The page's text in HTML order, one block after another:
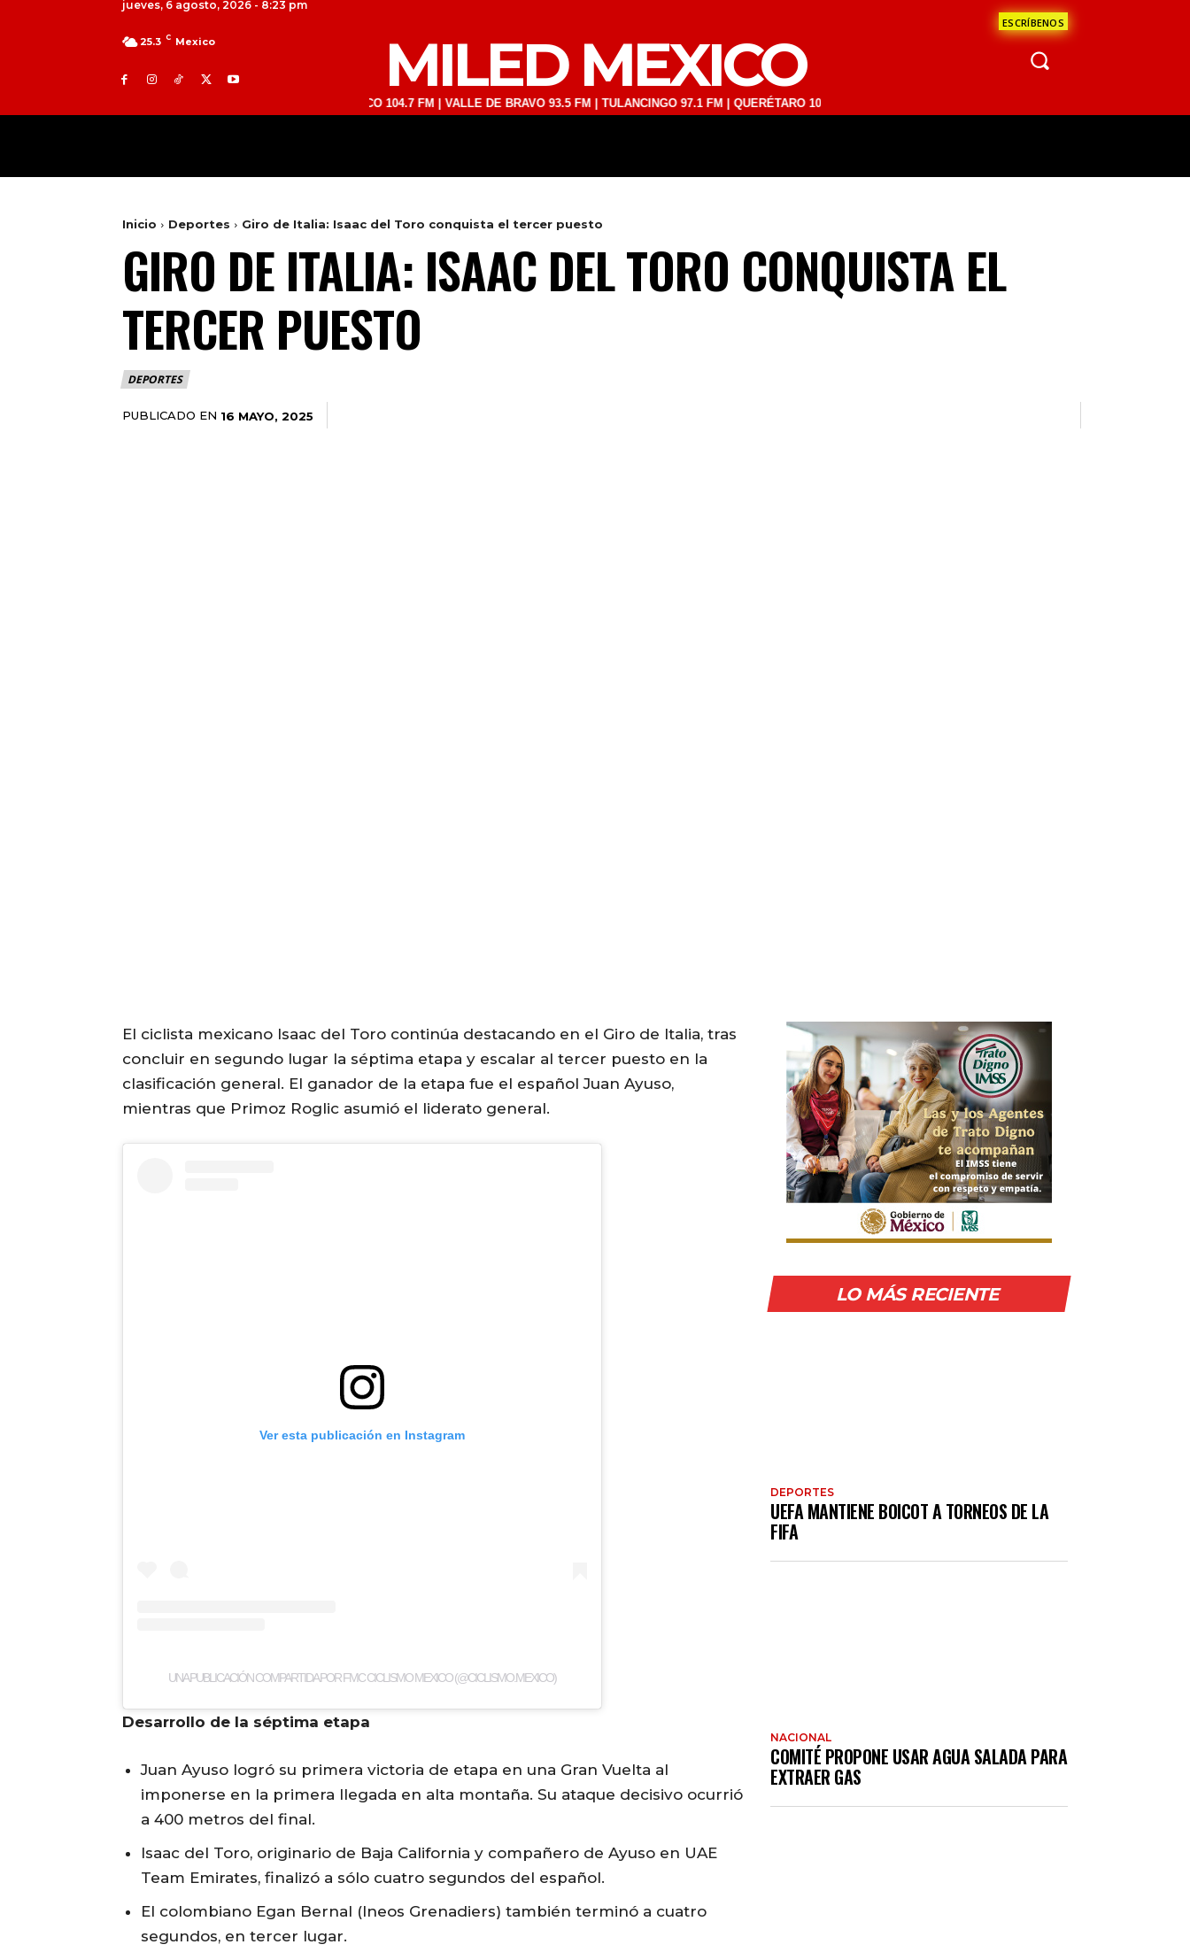
jueves, 6 agosto, 2026 - 8:23 pm
ESCRÍBENOS
25.3 C Mexico MILED MEXICO
TOLUCA 98.9 FM | ATLACOMULCO 104.7 FM | VALLE DE BRAVO 93.5 FM | TULANCINGO 97.1 FM | QUERÉTARO 103.1 FM | SAN JUAN DEL RÍO 93.1 FM | GUADALAJARA 1510 AM | LA
Inicio Deportes Giro de Italia: Isaac del Toro conquista el tercer puesto
GIRO DE ITALIA: ISAAC DEL TORO CONQUISTA EL
TERCER PUESTO
DEPORTES
PUBLICADO EN 16 MAYO, 2025
El ciclista mexicano Isaac del Toro continúa destacando en el Giro de Italia, tras
concluir en segundo lugar la séptima etapa y escalar al tercer puesto en la
clasificación general. El ganador de la etapa fue el español Juan Ayuso,
mientras que Primoz Roglic asumió el liderato general.
Ver esta publicación en Instagram
UNA PUBLICACIÓN COMPARTIDA POR FMC CICLISMO MEXICO (@CICLISMO.MEXICO)
Desarrollo de la séptima etapa
Juan Ayuso logró su primera victoria de etapa en una Gran Vuelta al
imponerse en la primera llegada en alta montaña. Su ataque decisivo ocurrió
a 400 metros del final.
Isaac del Toro, originario de Baja California y compañero de Ayuso en UAE
Team Emirates, finalizó a sólo cuatro segundos del español.
El colombiano Egan Bernal (Ineos Grenadiers) también terminó a cuatro
segundos, en tercer lugar.
LO MÁS RECIENTE
DEPORTES
UEFA MANTIENE BOICOT A TORNEOS DE LA
FIFA
NACIONAL
COMITÉ PROPONE USAR AGUA SALADA PARA
EXTRAER GAS